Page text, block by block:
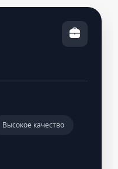
Высокое качество